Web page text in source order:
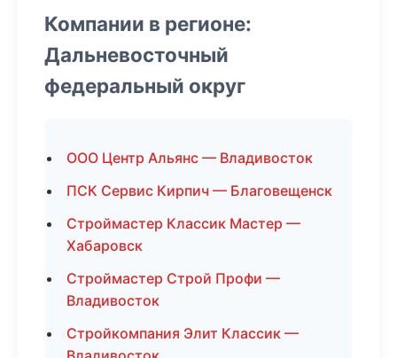
Компании в регионе:
Дальневосточный
федеральный округ
ООО Центр Альянс — Владивосток
ПСК Сервис Кирпич — Благовещенск
Строймастер Классик Мастер —
Хабаровск
Строймастер Строй Профи —
Владивосток
Стройкомпания Элит Классик —